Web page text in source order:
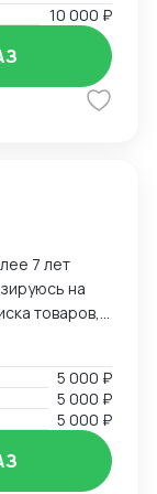
10 000 ₽
7 лет
на
товаров,
Мой опыт
эффективно
с
к
услуг.
5 000 ₽
5 000 ₽
5 000 ₽